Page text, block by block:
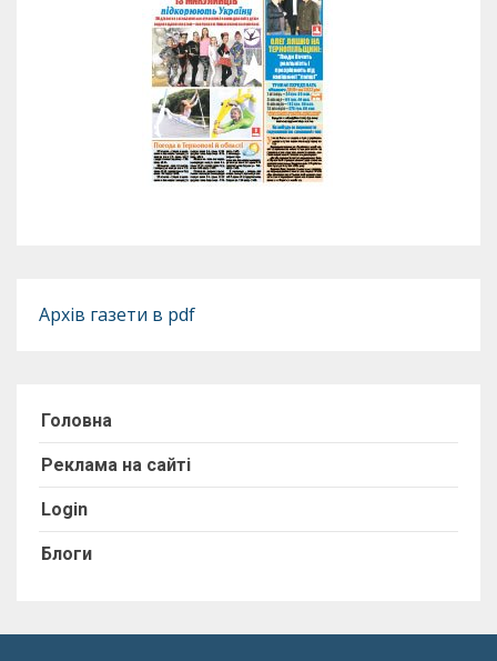
Архів газети в pdf
Головна
Реклама на сайті
Login
Блоги